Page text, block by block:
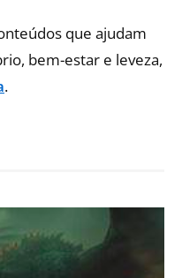
que ajudam
bem-estar e leveza,
.